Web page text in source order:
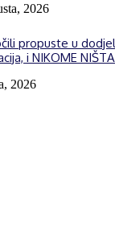
2026
propuste u
i NIKOME NIŠTA
2026